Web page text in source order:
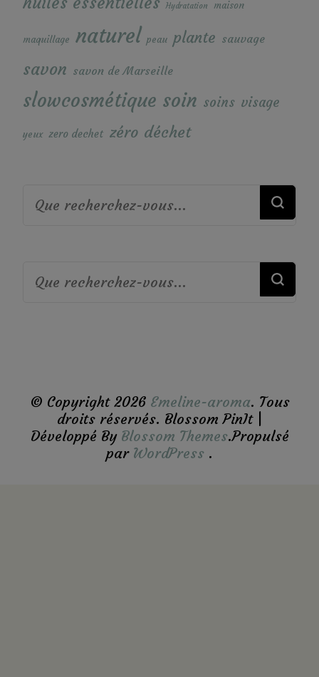
Hydratation maison
maquillage naturel peau plante sauvage
savon savon de Marseille
slowcosmétique soin soins visage
yeux zero dechet zéro déchet
Vous
chose ?
Vous
© Copyright 2026 Emeline-aroma. Tous
droits réservés. Blossom PinIt |
Développé By Blossom Themes.Propulsé
par WordPress .